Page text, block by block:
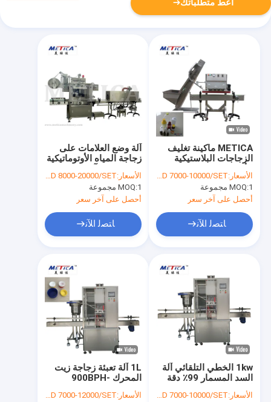
أعط متطلباتك
آلة وضع العلامات على
زجاجة المياه الأوتوماتيكية
غلاف الانكماش
الأسعار:USD 8000-20000/SET
MOQ:1 مجموعة
أحصل على آخر سعر
ﺎﺘﺼﻟ ﺍﻶﻧ
METICA ماكينة تغليف
الزجاجات البلاستيكية
الأوتوماتيكية مغزل
1800BPH-9000BPH
الأسعار:USD 7000-10000/SET
MOQ:1 مجموعة
أحصل على آخر سعر
ﺎﺘﺼﻟ ﺍﻶﻧ
1L آلة تعبئة زجاجة زيت
المحرك 900BPH-
زجاجة كابر
الأسعار:USD 7000-12000/SET
1kw الخطي التلقائي آلة
السد المسمار 99٪ دقة
لغطاء الصحافة
الأسعار:USD 7000-10000/SET